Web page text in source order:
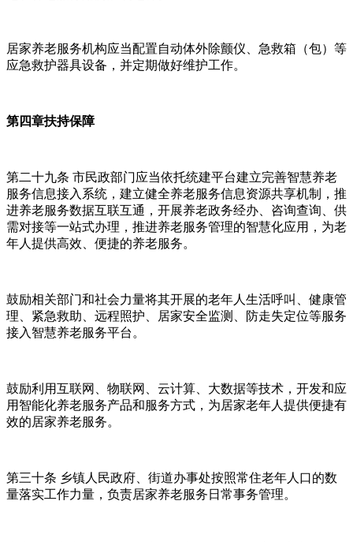
居家养老服务机构应当配置自动体外除颤仪、急救箱（包）等
应急救护器具设备，并定期做好维护工作。
第四章扶持保障
第二十九条 市民政部门应当依托统建平台建立完善智慧养老
服务信息接入系统，建立健全养老服务信息资源共享机制，推
进养老服务数据互联互通，开展养老政务经办、咨询查询、供
需对接等一站式办理，推进养老服务管理的智慧化应用，为老
年人提供高效、便捷的养老服务。
鼓励相关部门和社会力量将其开展的老年人生活呼叫、健康管
理、紧急救助、远程照护、居家安全监测、防走失定位等服务
接入智慧养老服务平台。
鼓励利用互联网、物联网、云计算、大数据等技术，开发和应
用智能化养老服务产品和服务方式，为居家老年人提供便捷有
效的居家养老服务。
第三十条 乡镇人民政府、街道办事处按照常住老年人口的数
量落实工作力量，负责居家养老服务日常事务管理。